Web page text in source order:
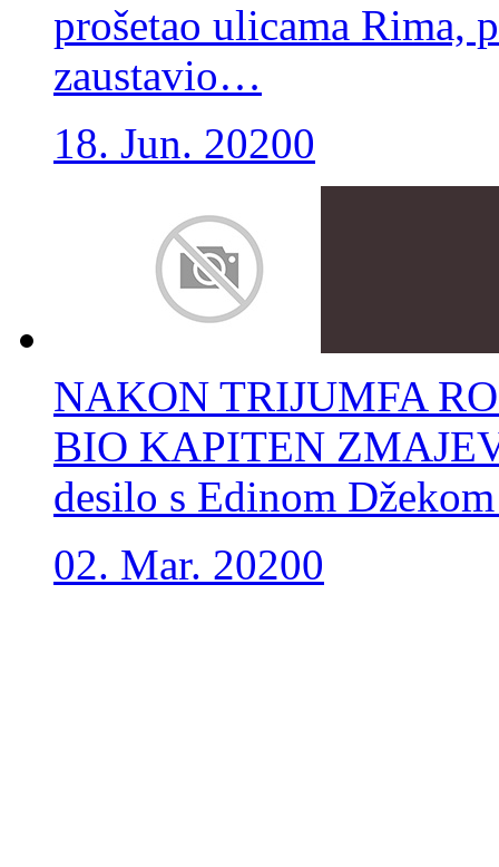
prošetao ulicama Rima,
zaustavio…
18. Jun. 20200
NAKON TRIJUMFA
BIO KAPITEN
desilo s Edinom
02. Mar. 20200